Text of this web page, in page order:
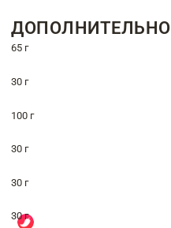
ДОПОЛНИТЕЛЬНО
65 г
30 г
100 г
30 г
30 г
30 г